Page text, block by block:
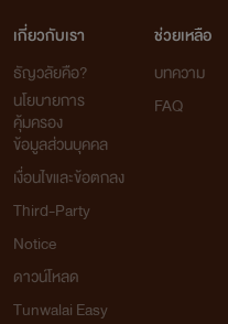
เกี่ยวกับเรา
ธัญวลัยคือ?
นโยบายการ
คุ้มครอง
ข้อมูลส่วนบุคคล
เงื่อนไขและข้อตกลง
Third-Party
Notice
ดาวน์โหลด
Tunwalai Easy
ช่วยเหลือ
บทความ
FAQ